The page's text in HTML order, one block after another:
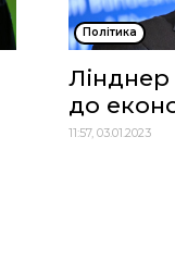
Політика
Лінднер
до
11:57, 03.01.2023